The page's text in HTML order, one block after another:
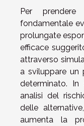
Per
fondamentale
prolungate
efficace
attraverso
a sviluppare un
determinato.
analisi del
delle
aumenta la